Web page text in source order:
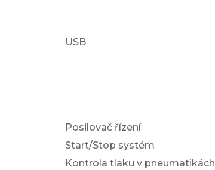
USB
Posilovač řízení
Start/Stop systém
Kontrola tlaku v pneumatikách